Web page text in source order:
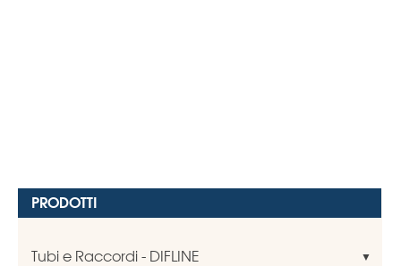
PRODOTTI
Tubi e Raccordi - DIFLINE